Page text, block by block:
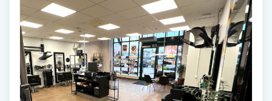
Gravidyoga
Gruppträning
Gua Sha-massage